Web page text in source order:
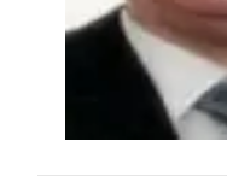
المصرية
المبلغ الذي تم
الشهير مستر ب...